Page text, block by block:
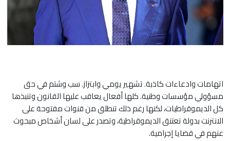
اتهامات وادعاءات كاذبة. تشهير يومي وابتزاز. سب وشتم في حق
مسؤولي مؤسسات وطنية. كلها أفعال يعاقب عليها القانون ‏وتنبذها
كل الديموقراطيات، لكنها رغم ذلك تنطلق من قنوات مفتوحة على
الانترنت بدولة تعتنق الديموقراطية، وتصدر على ‏لسان أشخاص مبحوث
عنهم في قضايا إجرامية.‏